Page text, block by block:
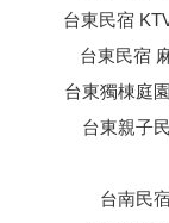
台東民宿
台東民宿
台東獨棟庭
台東親子
台南民宿